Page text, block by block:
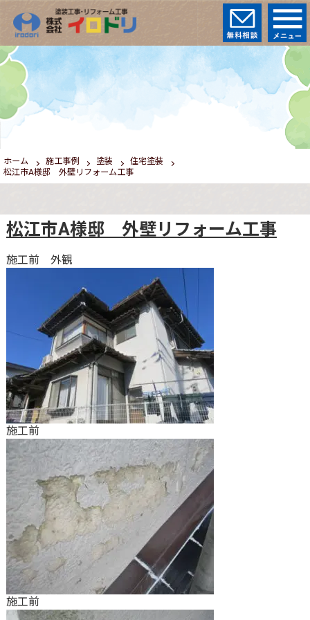
ホーム 施工事例 塗装
住宅塗装
松江市A様邸 外壁リフォーム工事
松江市A様邸 外壁リフォーム工事
施工前 外観
施工前
施工前